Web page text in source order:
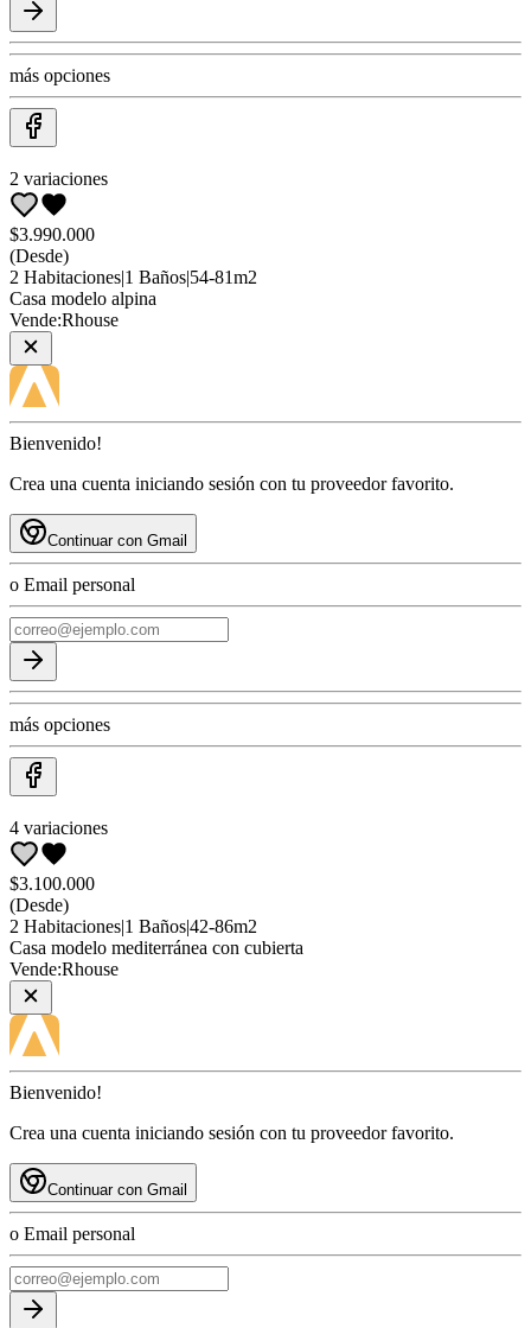
más opciones
2 variaciones
$3.990.000
(Desde)
2 Habitaciones|1 Baños|54-81m2
Casa modelo alpina
Vende:Rhouse
Bienvenido!
Crea una cuenta iniciando sesión con tu proveedor favorito.
Continuar con Gmail
o Email personal
más opciones
4 variaciones
$3.100.000
(Desde)
2 Habitaciones|1 Baños|42-86m2
Casa modelo mediterránea con cubierta
Vende:Rhouse
Bienvenido!
Crea una cuenta iniciando sesión con tu proveedor favorito.
Continuar con Gmail
o Email personal